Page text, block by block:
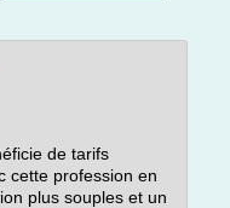
de tarifs
cette profession en
plus souples et un